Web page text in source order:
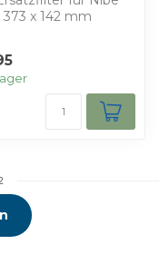
373 x 142 mm